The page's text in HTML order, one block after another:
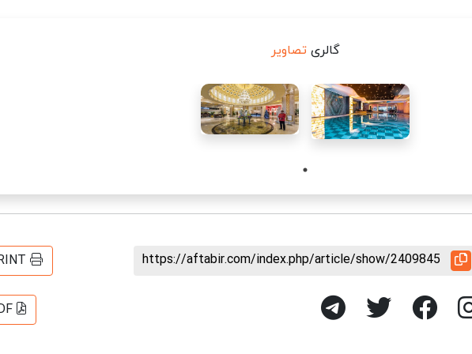
گالری تصاویر
https://aftabir.com/index.php/article/show/2409845